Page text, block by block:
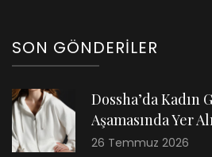
SON GÖNDERILER
Dossha’da
Aşamasında Yer
26 Temmuz 2026